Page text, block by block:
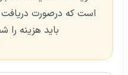
است که درصورت
باید هزینه